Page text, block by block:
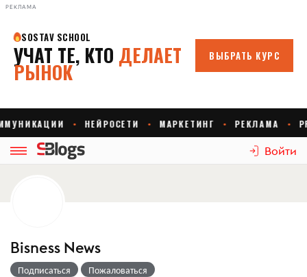
РЕКЛАМА
Войти
Bisness News
Подписаться Пожаловаться